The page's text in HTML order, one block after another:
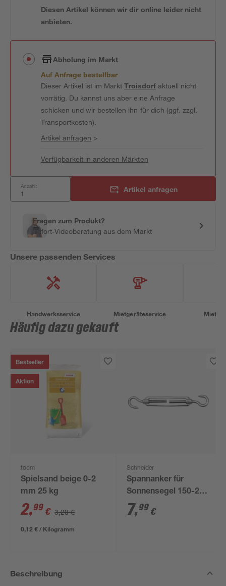
Diesen Artikel können wir dir online leider nicht
anbieten.
Abholung im Markt
Auf Anfrage bestellbar
Dieser Artikel ist im MarktTroisdorfaktuell nicht
vorrätig. Du kannst uns aber eine Anfrage
schicken und wir bestellen ihn für dich (ggf. zzgl.
Transportkosten).
Artikel anfragen >
Verfügbarkeit in anderen Märkten
Anzahl: Artikel anfragen
Fragen zum Produkt?
Sofort-Videoberatung aus dem Markt
Unsere passenden Services
Handwerksservice Mietgeräteservice
Häufig dazu gekauft
Bestseller
Aktion
toom
Spielsand beige 0-2
mm 25 kg
2,99 € 3,29 €
0,12 € / Kilogramm
Schneider
Spannanker für
Sonnensegel 150-218
mm
7,99 €
Beschreibung